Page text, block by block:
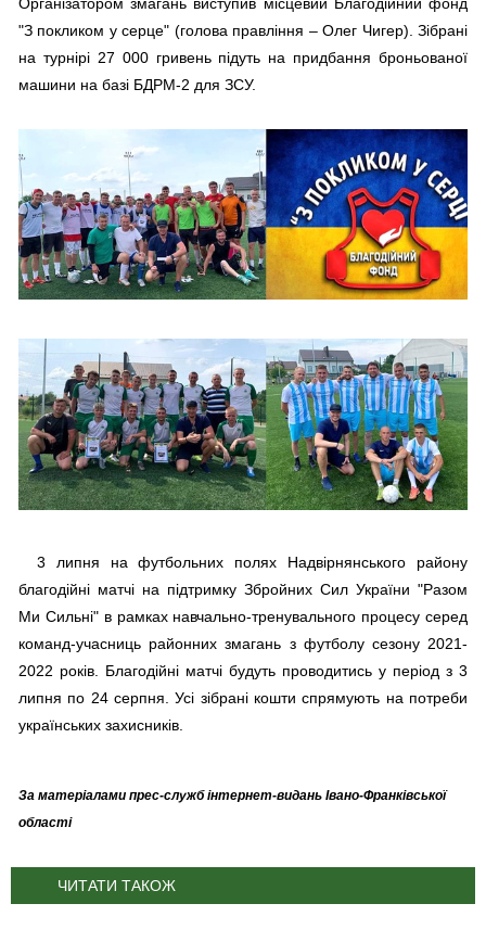
"З покликом у серце" (голова правління – Олег Чигер). Зібрані
на турнірі 27 000 гривень підуть на придбання броньованої
машини на базі БДРМ-2 для ЗСУ.
3 липня на футбольних полях Надвірнянського району
благодійні матчі на підтримку Збройних Сил України "Разом
Ми Сильні" в рамках навчально-тренувального процесу серед
команд-учасниць районних змагань з футболу сезону 2021-
2022 років. Благодійні матчі будуть проводитись у період з 3
липня по 24 серпня. Усі зібрані кошти спрямують на потреби
українських захисників.
За матеріалами прес-служб інтернет-видань Івано-Франківської
області
ЧИТАТИ ТАКОЖ